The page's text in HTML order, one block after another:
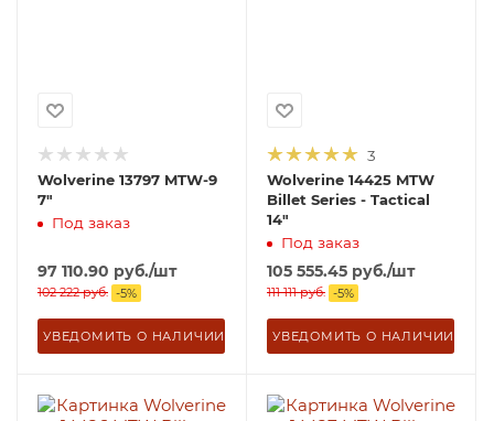
Wolverine 13797 MTW-9
7"
Под заказ
97 110.90 руб./шт
102 222руб. -5%
УВЕДОМИТЬ О НАЛИЧИИ
3
Wolverine 14425 MTW
Billet Series - Tactical
14"
Под заказ
105 555.45 руб./шт
111 111руб. -5%
УВЕДОМИТЬ О НАЛИЧИИ